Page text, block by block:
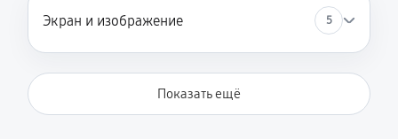
Экран и изображение 5
Показать ещё